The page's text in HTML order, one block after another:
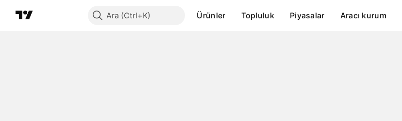
Ara Ürünler Topluluk Piyasalar Aracı kurum